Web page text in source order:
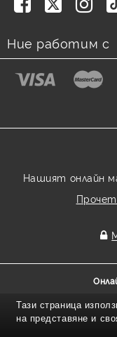
Ние работим с
Нашият онлайн
Тази страница
на представяне и